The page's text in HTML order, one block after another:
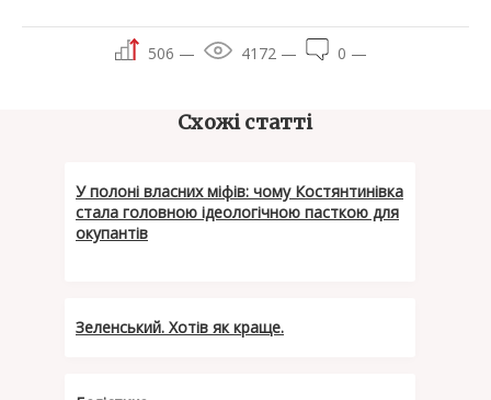
506 — 4172 — 0 —
Схожі статті
У полоні власних міфів: чому Костянтинівка
стала головною ідеологічною пасткою для
окупантів
Зеленський. Хотів як краще.